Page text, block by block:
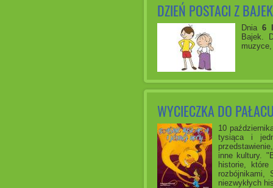
DZIEŃ POSTACI Z BAJEK
Dnia 6
Bajek.
muzyce,
WYCIECZKA DO
10
tysiąca i
inne kultury.
historie,
rozbójnikami,
niezwykłych